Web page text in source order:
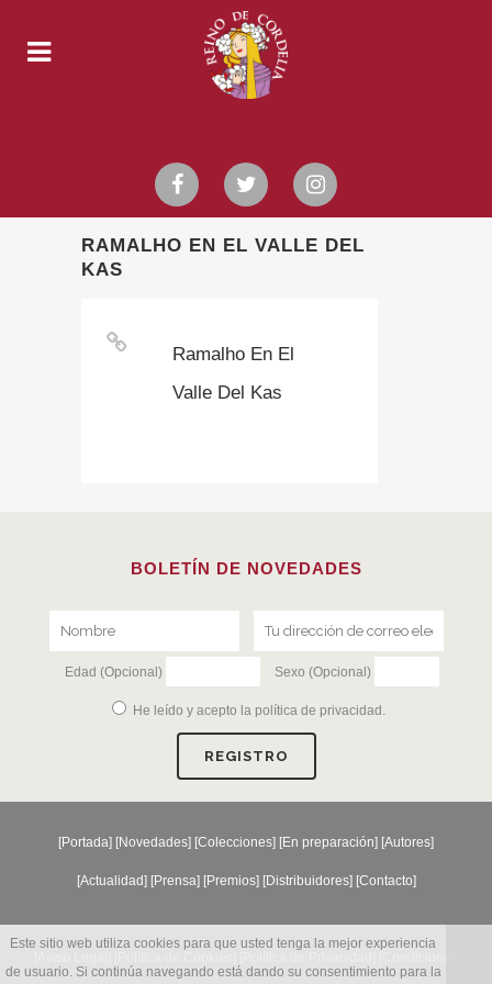
RAMALHO EN EL VALLE DEL
KAS
Ramalho En El
Valle Del Kas
BOLETÍN DE NOVEDADES
Edad (Opcional) Sexo (Opcional)
He leído y acepto la política de privacidad .
[Portada] [Novedades] [Colecciones] [En preparación] [Autores]
[Actualidad] [Prensa] [Premios] [Distribuidores] [Contacto]
Este sitio web utiliza cookies para que usted tenga la mejor experiencia
de usuario. Si continúa navegando está dando su consentimiento para la